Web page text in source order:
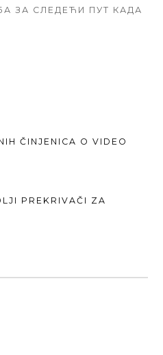
ЗА СЛЕДЕЋИ ПУТ КАДА
ČINJENICA O VIDEO
PREKRIVAČI ZA